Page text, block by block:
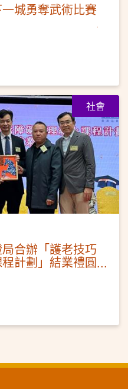
城勇奪武術比賽
社會
合辦「護老技巧
計劃」結業禮圓